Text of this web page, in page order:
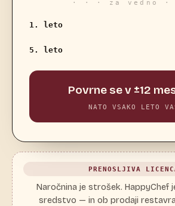
· · · za vedno ·
1. leto
5. leto
Povrne se v ±12
NATO VSAKO LETO
PRENOSLJIVA
Naročnina je strošek. HappyChef
sredstvo — in ob prodaji